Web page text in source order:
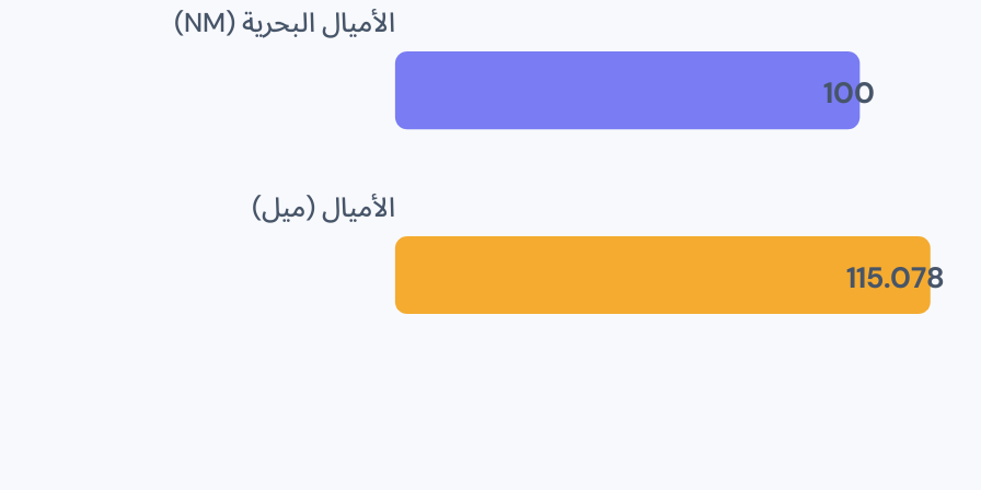
الأميال البحرية (NM)
100
الأميال (ميل)
115.078